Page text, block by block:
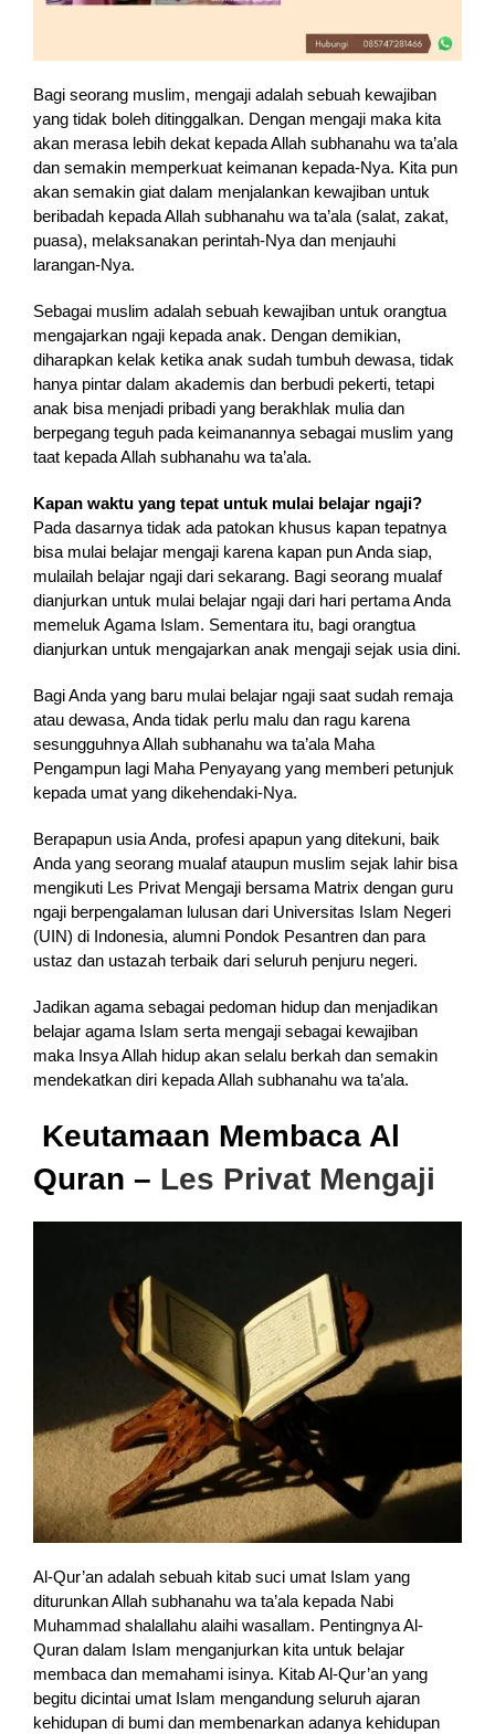
Bagi seorang muslim, mengaji adalah sebuah kewajiban
yang tidak boleh ditinggalkan. Dengan mengaji maka kita
akan merasa lebih dekat kepada Allah subhanahu wa ta’ala
dan semakin memperkuat keimanan kepada-Nya. Kita pun
akan semakin giat dalam menjalankan kewajiban untuk
beribadah kepada Allah subhanahu wa ta’ala (salat, zakat,
puasa), melaksanakan perintah-Nya dan menjauhi
larangan-Nya.
Sebagai muslim adalah sebuah kewajiban untuk orangtua
mengajarkan ngaji kepada anak. Dengan demikian,
diharapkan kelak ketika anak sudah tumbuh dewasa, tidak
hanya pintar dalam akademis dan berbudi pekerti, tetapi
anak bisa menjadi pribadi yang berakhlak mulia dan
berpegang teguh pada keimanannya sebagai muslim yang
taat kepada Allah subhanahu wa ta’ala.
Kapan waktu yang tepat untuk mulai belajar ngaji?
Pada dasarnya tidak ada patokan khusus kapan tepatnya
bisa mulai belajar mengaji karena kapan pun Anda siap,
mulailah belajar ngaji dari sekarang. Bagi seorang mualaf
dianjurkan untuk mulai belajar ngaji dari hari pertama Anda
memeluk Agama Islam. Sementara itu, bagi orangtua
dianjurkan untuk mengajarkan anak mengaji sejak usia dini.
Bagi Anda yang baru mulai belajar ngaji saat sudah remaja
atau dewasa, Anda tidak perlu malu dan ragu karena
sesungguhnya Allah subhanahu wa ta’ala Maha
Pengampun lagi Maha Penyayang yang memberi petunjuk
kepada umat yang dikehendaki-Nya.
Berapapun usia Anda, profesi apapun yang ditekuni, baik
Anda yang seorang mualaf ataupun muslim sejak lahir bisa
mengikuti Les Privat Mengaji bersama Matrix dengan guru
ngaji berpengalaman lulusan dari Universitas Islam Negeri
(UIN) di Indonesia, alumni Pondok Pesantren dan para
ustaz dan ustazah terbaik dari seluruh penjuru negeri.
Jadikan agama sebagai pedoman hidup dan menjadikan
belajar agama Islam serta mengaji sebagai kewajiban
maka Insya Allah hidup akan selalu berkah dan semakin
mendekatkan diri kepada Allah subhanahu wa ta’ala.
Keutamaan Membaca Al
Quran – Les Privat Mengaji
Al-Qur’an adalah sebuah kitab suci umat Islam yang
diturunkan Allah subhanahu wa ta’ala kepada Nabi
Muhammad shalallahu alaihi wasallam. Pentingnya Al-
Quran dalam Islam menganjurkan kita untuk belajar
membaca dan memahami isinya. Kitab Al-Qur’an yang
begitu dicintai umat Islam mengandung seluruh ajaran
kehidupan di bumi dan membenarkan adanya kehidupan